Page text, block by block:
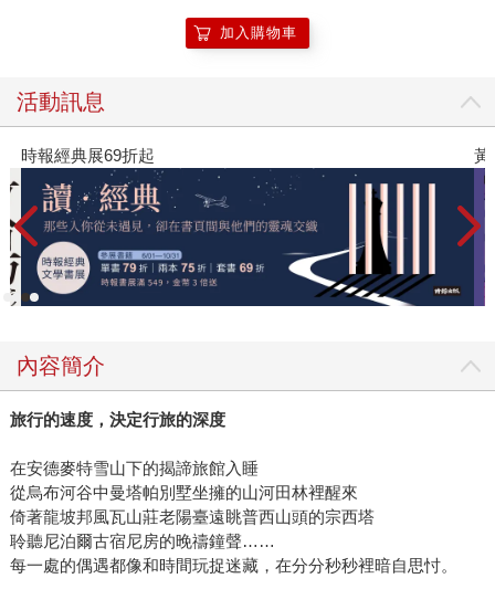
加入購物車
活動訊息
時報經典展69折起 黃
內容簡介
旅行的速度，決定行旅的深度
在安德麥特雪山下的揭諦旅館入睡
從烏布河谷中曼塔帕別墅坐擁的山河田林裡醒來
倚著龍坡邦風瓦山莊老陽臺遠眺普西山頭的宗西塔
聆聽尼泊爾古宿尼房的晚禱鐘聲……
每一處的偶遇都像和時間玩捉迷藏，在分分秒秒裡暗自思忖。